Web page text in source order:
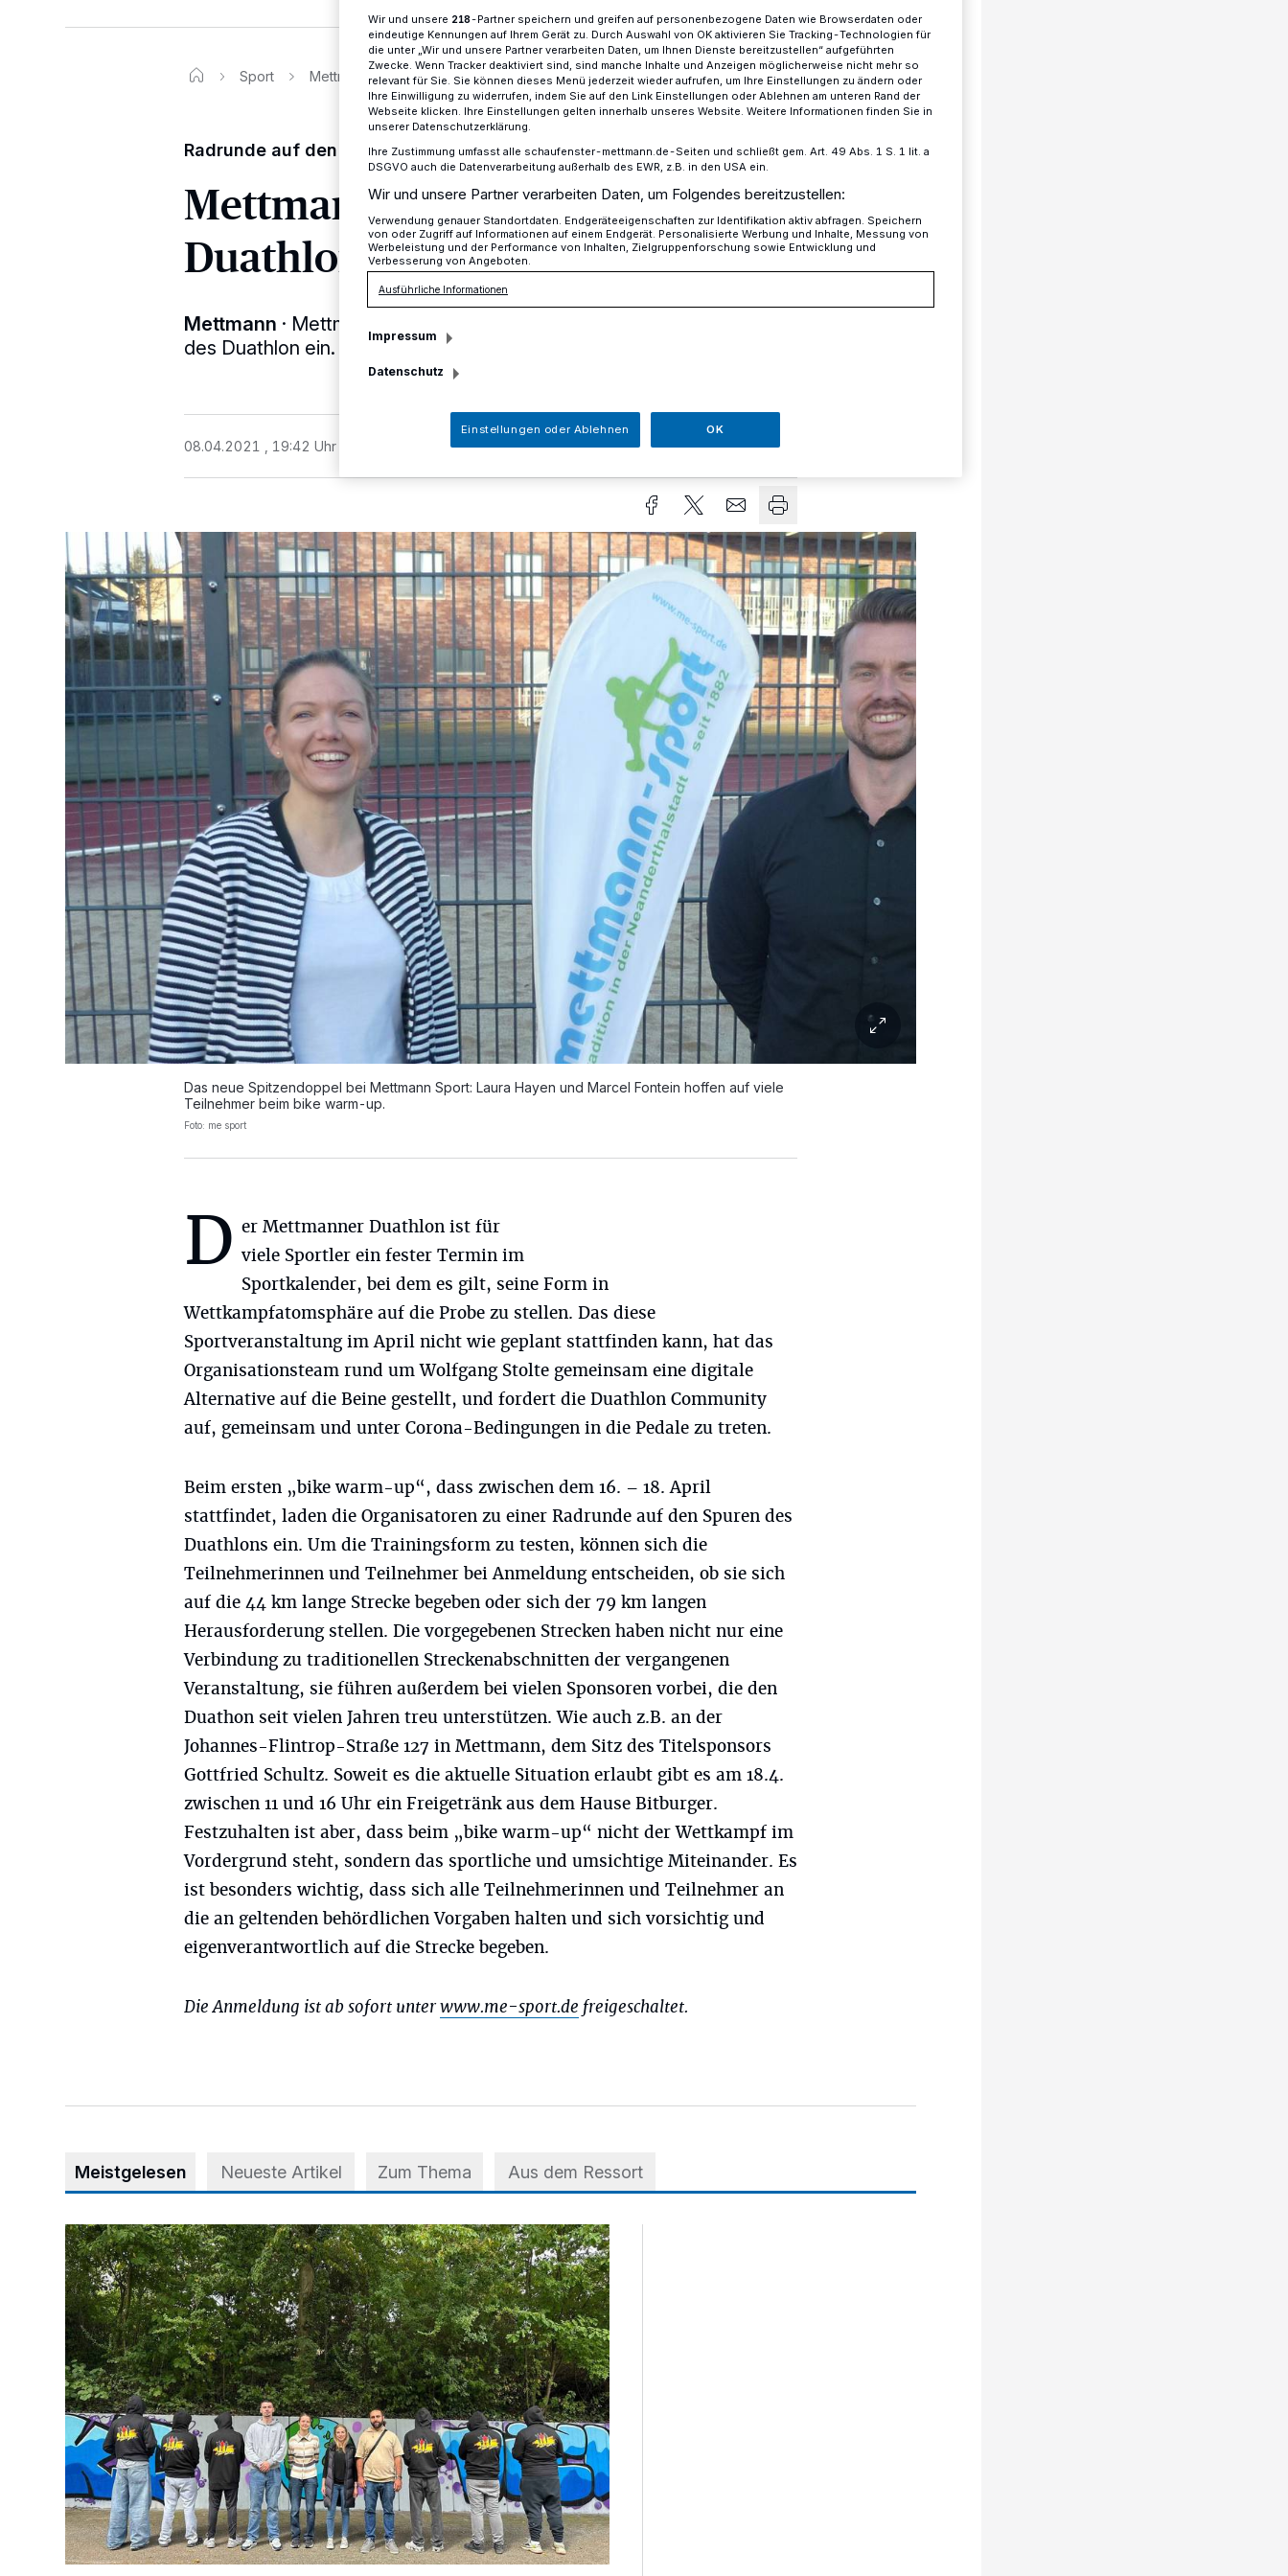
Sport Mettmann Sport verwandelt Duathlon in „bike warm-up“
Radrunde auf den Spuren des Duathlon
Mettmann Sport verwandelt
Duathlon in „bike warm-up“
Mettmann · Mettmann Sport lädt zu einer Radrunde auf den Spuren
des Duathlon ein.
08.04.2021 , 19:42 Uhr Eine Minute Lesezeit
Das neue Spitzendoppel bei Mettmann Sport: Laura Hayen und Marcel Fontein hoffen auf viele
Teilnehmer beim bike warm-up.
Foto: me sport
D er Mettmanner Duathlon ist für
viele Sportler ein fester Termin im
Sportkalender, bei dem es gilt, seine Form in
Wettkampfatomsphäre auf die Probe zu stellen. Das diese
Sportveranstaltung im April nicht wie geplant stattfinden kann, hat das
Organisationsteam rund um Wolfgang Stolte gemeinsam eine digitale
Alternative auf die Beine gestellt, und fordert die Duathlon Community
auf, gemeinsam und unter Corona-Bedingungen in die Pedale zu treten.
Beim ersten „bike warm-up“, dass zwischen dem 16. – 18. April
stattfindet, laden die Organisatoren zu einer Radrunde auf den Spuren des
Duathlons ein. Um die Trainingsform zu testen, können sich die
Teilnehmerinnen und Teilnehmer bei Anmeldung entscheiden, ob sie sich
auf die 44 km lange Strecke begeben oder sich der 79 km langen
Herausforderung stellen. Die vorgegebenen Strecken haben nicht nur eine
Verbindung zu traditionellen Streckenabschnitten der vergangenen
Veranstaltung, sie führen außerdem bei vielen Sponsoren vorbei, die den
Duathon seit vielen Jahren treu unterstützen. Wie auch z.B. an der
Johannes-Flintrop-Straße 127 in Mettmann, dem Sitz des Titelsponsors
Gottfried Schultz. Soweit es die aktuelle Situation erlaubt gibt es am 18.4.
zwischen 11 und 16 Uhr ein Freigetränk aus dem Hause Bitburger.
Festzuhalten ist aber, dass beim „bike warm-up“ nicht der Wettkampf im
Vordergrund steht, sondern das sportliche und umsichtige Miteinander. Es
ist besonders wichtig, dass sich alle Teilnehmerinnen und Teilnehmer an
die an geltenden behördlichen Vorgaben halten und sich vorsichtig und
eigenverantwortlich auf die Strecke begeben.
Die Anmeldung ist ab sofort unterwww.me-sport.de freigeschaltet.
Meistgelesen Neueste Artikel Zum Thema Aus dem Ressort
Aus Grau wird Haltung
Wir und unsere 218-Partner speichern und greifen auf personenbezogene Daten wie Browserdaten oder
eindeutige Kennungen auf Ihrem Gerät zu. Durch Auswahl von OK aktivieren Sie Tracking-Technologien für
die unter „Wir und unsere Partner verarbeiten Daten, um Ihnen Dienste bereitzustellen“ aufgeführten
Zwecke. Wenn Tracker deaktiviert sind, sind manche Inhalte und Anzeigen möglicherweise nicht mehr so
relevant für Sie. Sie können dieses Menü jederzeit wieder aufrufen, um Ihre Einstellungen zu ändern oder
Ihre Einwilligung zu widerrufen, indem Sie auf den Link Einstellungen oder Ablehnen am unteren Rand der
Webseite klicken. Ihre Einstellungen gelten innerhalb unseres Website. Weitere Informationen finden Sie in
unserer Datenschutzerklärung.
Ihre Zustimmung umfasst alle schaufenster-mettmann.de-Seiten und schließt gem. Art. 49 Abs. 1 S. 1 lit. a
DSGVO auch die Datenverarbeitung außerhalb des EWR, z.B. in den USA ein.
Wir und unsere Partner verarbeiten Daten, um Folgendes bereitzustellen:
Verwendung genauer Standortdaten. Endgeräteeigenschaften zur Identifikation aktiv abfragen. Speichern
von oder Zugriff auf Informationen auf einem Endgerät. Personalisierte Werbung und Inhalte, Messung von
Werbeleistung und der Performance von Inhalten, Zielgruppenforschung sowie Entwicklung und
Verbesserung von Angeboten.
Ausführliche Informationen
Impressum
Datenschutz
Einstellungen oder Ablehnen OK